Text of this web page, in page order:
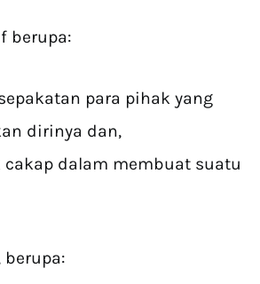
berupa:
para pihak yang
dirinya dan,
cakap dalam membuat suatu